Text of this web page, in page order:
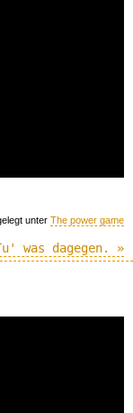
unter The power game
was dagegen. »